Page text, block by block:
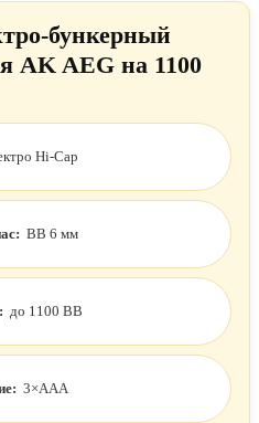
бункерный
AK AEG на 1100
Hi-Cap
BB 6 мм
до 1100 BB
3×AAA